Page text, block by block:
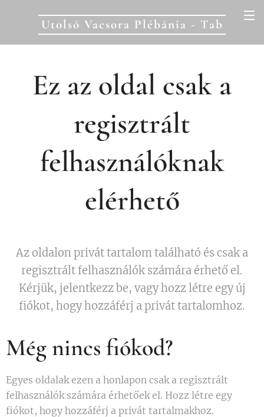
Utolsó Vacsora Plébánia - Tab
Ez az oldal csak a
regisztrált
felhasználóknak
elérhető
Az oldalon privát tartalom található és csak a
regisztrált felhasználók számára érhető el.
Kérjük, jelentkezz be, vagy hozz létre egy új
fiókot, hogy hozzáférj a privát tartalomhoz.
Még nincs fiókod?
Egyes oldalak ezen a honlapon csak a regisztrált
felhasználók számára érhetőek el. Hozz létre egy
fiókot, hogy hozzáférj a privát tartalmakhoz.